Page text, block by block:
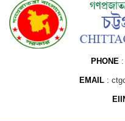
PHONE
EMAIL